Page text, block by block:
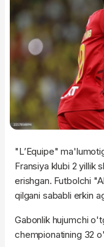
"L’Equipe"
Fransiya klubi 2 yillik
erishgan. Futbolchi
qilgani sababli erkin
Gabonlik hujumchi
chempionatining 32